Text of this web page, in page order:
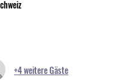
+4 weitere Gäste